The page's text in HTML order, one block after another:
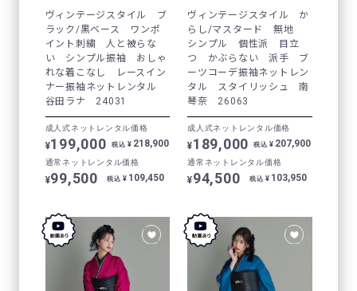
ヴィンテージスタイル ブ
ラック/黒ベース ワンポ
イント刺繍 人と被らな
い シンプル振袖 おしゃ
れな着こなし レースイン
ナー振袖ネットレンタル
谷田ラナ 24031
成人式ネットレンタル価格
¥199,000 税込 ¥ 218,900
通常ネットレンタル価格
¥99,500 税込 ¥ 109,450
ヴィンテージスタイル か
らし/マスタード 無地
シンプル 個性派 目立
つ かぶらない 派手 ブ
ーツコーデ振袖ネットレン
タル スタイリッシュ 南
琴奈 26063
成人式ネットレンタル価格
¥189,000 税込 ¥ 207,900
通常ネットレンタル価格
¥94,500 税込 ¥ 103,950